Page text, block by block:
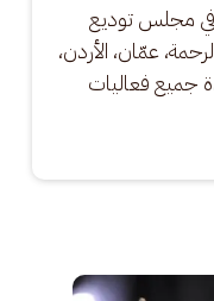
في مجلس توديع
عمّان، الأردن،
لمشاهدة جميع فعاليات